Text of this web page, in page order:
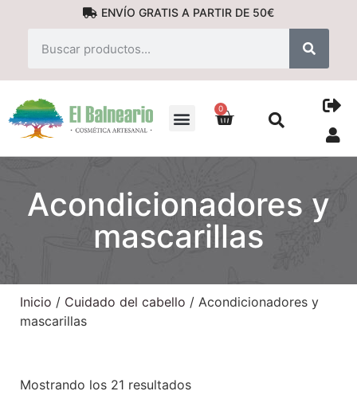
ENVÍO GRATIS A PARTIR DE 50€
0
Acondicionadores y
mascarillas
Inicio / Cuidado del cabello / Acondicionadores y
mascarillas
Mostrando los 21 resultados